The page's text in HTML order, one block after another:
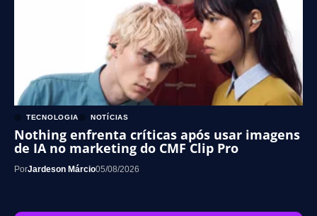
TECNOLOGIA NOTÍCIAS
Nothing enfrenta críticas após usar imagens
de IA no marketing do CMF Clip Pro
PorJardeson Márcio05/08/2026